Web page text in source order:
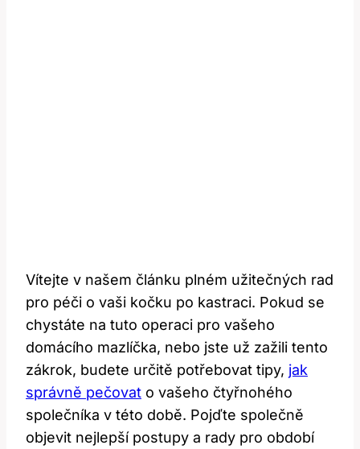
Vítejte v našem článku plném užitečných rad
pro péči o vaši kočku po kastraci. Pokud se
chystáte na tuto operaci pro vašeho
domácího mazlíčka, nebo jste už zažili tento
zákrok, budete určitě potřebovat tipy, jak
správně pečovat o vašeho čtyřnohého
společníka v této době. Pojďte společně
objevit nejlepší postupy a rady pro období